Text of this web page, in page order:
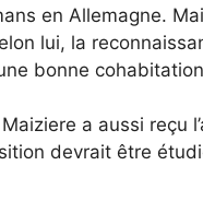
en Allemagne.
lui, la
bonne
a aussi reçu
devrait être